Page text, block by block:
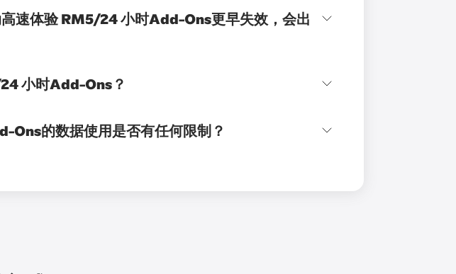
速体验 RM5/24 小时Add-Ons更早失效，会出
小时Add-Ons？
Ons的数据使用是否有任何限制？